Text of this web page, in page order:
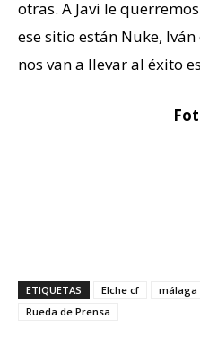
otras. A Javi le
ese sitio están Nuke,
nos van a llevar al éxito
ETIQUETAS Elche cf málaga
Rueda de Prensa